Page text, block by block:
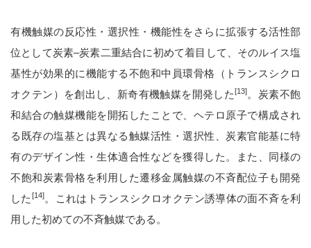
有機触媒の反応性・選択性・機能性をさらに拡張する活性部
位として炭素–炭素二重結合に初めて着目して、そのルイス塩
基性が効果的に機能する不飽和中員環骨格（トランスシクロ
オクテン）を創出し、新奇有機触媒を開発した[13] 。炭素不飽
和結合の触媒機能を開拓したことで、ヘテロ原子で構成され
る既存の塩基とは異なる触媒活性・選択性、炭素官能基に特
有のデザイン性・生体適合性などを獲得した。また、同様の
不飽和炭素骨格を利用した遷移金属触媒の不斉配位子も開発
した [14]。これはトランスシクロオクテン誘導体の面不斉を利
用した初めての不斉触媒である。